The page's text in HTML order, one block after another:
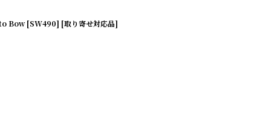
Bow [SW490] [取り寄せ対応品]